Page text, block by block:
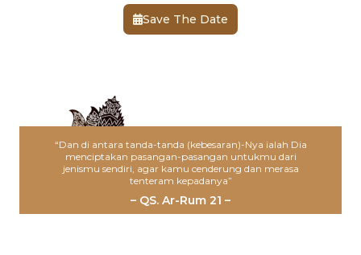
Save The Date
“Dan di antara tanda-tanda (kebesaran)-Nya ialah Dia
menciptakan pasangan-pasangan untukmu dari
jenismu sendiri, agar kamu cenderung dan merasa
tenteram kepadanya”
– QS. Ar-Rum 21 –